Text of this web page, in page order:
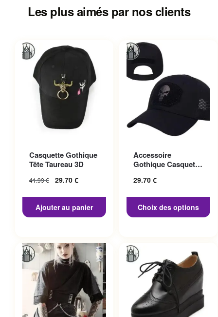
Les plus aimés par nos clients
Casquette Gothique
Tête Taureau 3D
41.99€ 29.70 €
Ajouter au panier
Accessoire
Gothique Casquette
29.70 €
Choix des options
variations. Les options
peuvent être choisies sur la
page du produit